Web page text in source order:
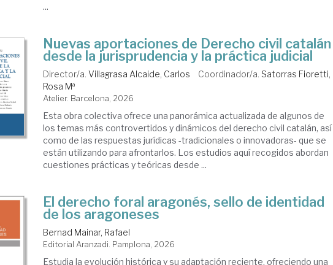
...
Nuevas aportaciones de Derecho civil catalán
desde la jurisprudencia y la práctica judicial
Director/a.Villagrasa Alcaide, Carlos Coordinador/a. Satorras Fioretti,
Rosa Mª
Atelier. Barcelona, 2026
Esta obra colectiva ofrece una panorámica actualizada de algunos de
los temas más controvertidos y dinámicos del derecho civil catalán, así
como de las respuestas jurídicas -tradicionales o innovadoras- que se
están utilizando para afrontarlos. Los estudios aquí recogidos abordan
cuestiones prácticas y teóricas desde ...
El derecho foral aragonés, sello de identidad
de los aragoneses
Bernad Mainar, Rafael
Editorial Aranzadi. Pamplona, 2026
Estudia la evolución histórica y su adaptación reciente, ofreciendo una